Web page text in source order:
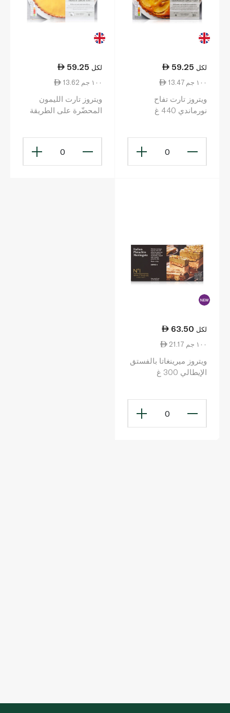
59.25 لكل
13.47 ١٠٠ جم
ويتروز تارت تفاح
نورماندي 440 غ
0
59.25 لكل
13.62 ١٠٠ جم
ويتروز تارت الليمون
المحضّرة على الطريقة
0
63.50 لكل
21.17 ١٠٠ جم
ويتروز ميرينغاتا بالفستق
الإيطالي 300 غ
0